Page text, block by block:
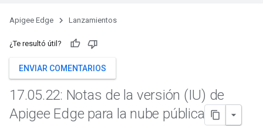
Apigee Edge Lanzamientos
¿Te resultó útil?
ENVIAR COMENTARIOS
17.05.22: Notas de la versión (IU) de
Apigee Edge para la nube pública